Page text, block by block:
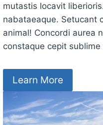
mutastis locavit
nabataeaque. Setucant
animal! Concordi aurea
constaque cepit sublime
Learn More